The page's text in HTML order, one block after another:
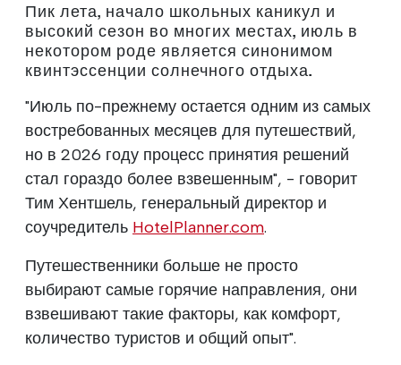
Пик лета, начало школьных каникул и
высокий сезон во многих местах, июль в
некотором роде является синонимом
квинтэссенции солнечного отдыха.
"Июль по-прежнему остается одним из самых
востребованных месяцев для путешествий,
но в 2026 году процесс принятия решений
стал гораздо более взвешенным", - говорит
Тим Хентшель, генеральный директор и
соучредитель HotelPlanner.com.
Путешественники больше не просто
выбирают самые горячие направления, они
взвешивают такие факторы, как комфорт,
количество туристов и общий опыт".